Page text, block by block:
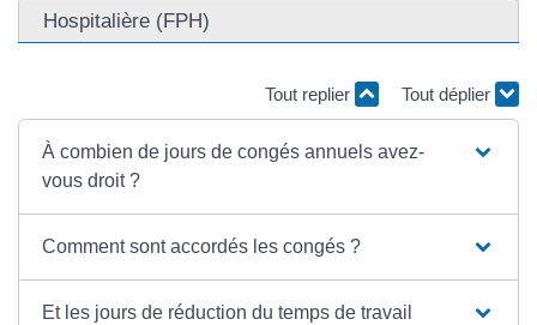
Hospitalière (FPH)
Tout replier Tout déplier
À combien de jours de congés annuels avez-
vous droit ?
Comment sont accordés les congés ?
Et les jours de réduction du temps de travail